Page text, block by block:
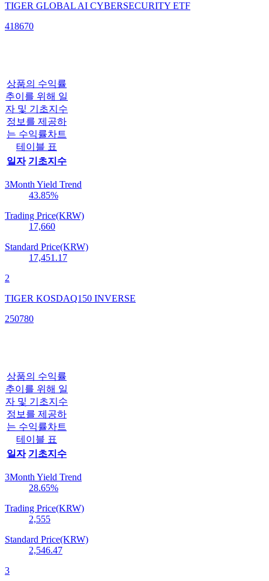
TIGER GLOBAL AI CYBERSECURITY ETF
418670
상품의 수익률
추이를 위해 일
자 및 기초지수
정보를 제공하
는 수익률차트
테이블 표
일자 기초지수
3Month Yield Trend
43.85%
Trading Price(KRW)
17,660
Standard Price(KRW)
17,451.17
2
TIGER KOSDAQ150 INVERSE
250780
상품의 수익률
추이를 위해 일
자 및 기초지수
정보를 제공하
는 수익률차트
테이블 표
일자 기초지수
3Month Yield Trend
28.65%
Trading Price(KRW)
2,555
Standard Price(KRW)
2,546.47
3